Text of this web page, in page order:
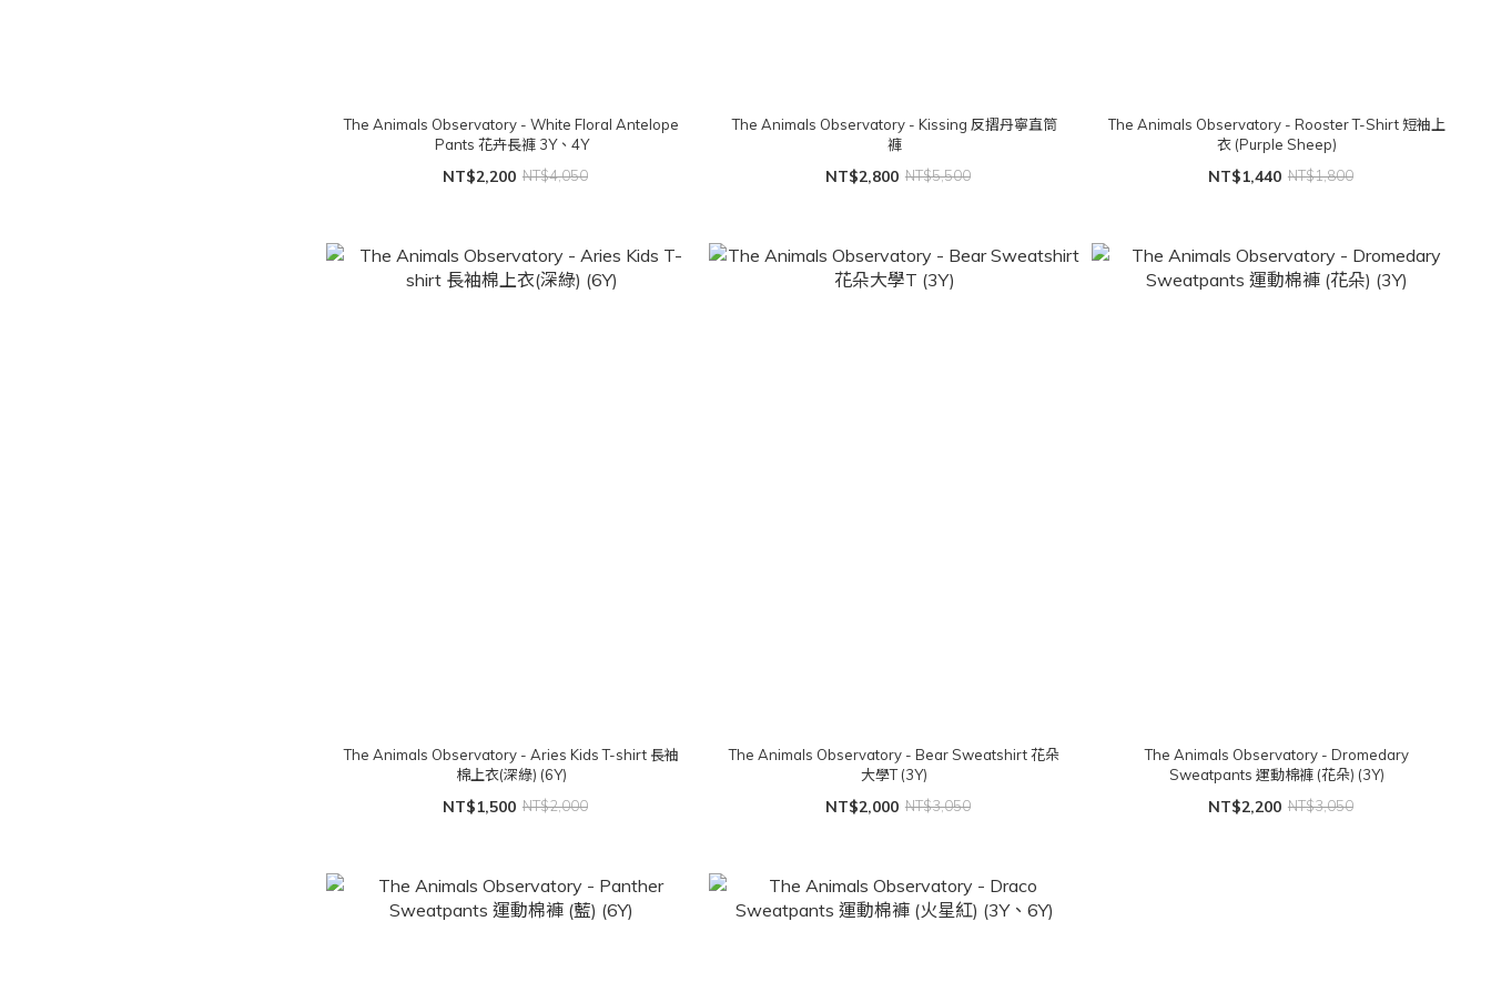
The Animals Observatory - White Floral Antelope
Pants 花卉長褲 3Y、4Y
NT$2,200 NT$4,050
The Animals Observatory - Kissing 反摺丹寧直筒
褲
NT$2,800 NT$5,500
The Animals Observatory - Rooster T-Shirt 短袖上
衣 (Purple Sheep)
NT$1,440 NT$1,800
The Animals Observatory - Aries Kids T-shirt 長袖
棉上衣(深綠) (6Y)
NT$1,500 NT$2,000
The Animals Observatory - Bear Sweatshirt 花朵
大學T (3Y)
NT$2,000 NT$3,050
The Animals Observatory - Dromedary
Sweatpants 運動棉褲 (花朵) (3Y)
NT$2,200 NT$3,050